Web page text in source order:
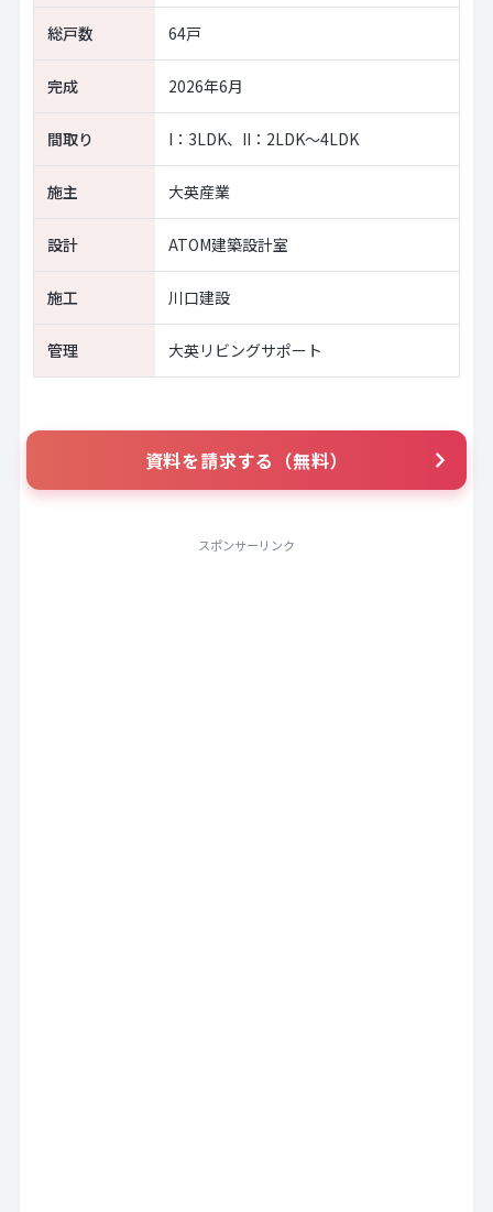
総戸数 64戸
完成 2026年6月
間取り I：3LDK、II：2LDK～4LDK
施主 大英産業
設計 ATOM建築設計室
施工 川口建設
管理 大英リビングサポート
資料を請求する（無料）
スポンサーリンク